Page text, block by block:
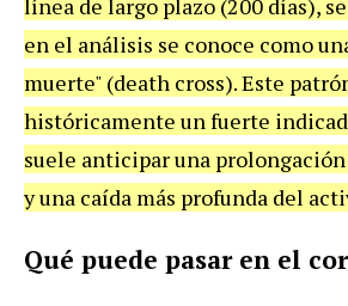
línea de largo plazo (200 días),
en el análisis se conoce como
muerte" (death cross). Este
históricamente un fuerte
suele anticipar una
y una caída más profunda del
Qué puede pasar en el